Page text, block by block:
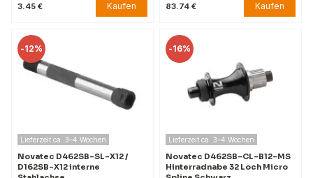
3.45 € Kaufen 83.74 € Kaufen
-12%
Lieferzeit ca. 3–4 Wochen
Novatec D462SB-SL-X12 /
D162SB-X12 interne
-16%
Lieferzeit ca. 3–4 Wochen
Novatec D462SB-CL-B12-MS
Hinterradnabe 32 Loch Micro